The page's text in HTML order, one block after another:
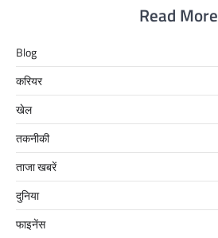
Read More
Blog
करियर
खेल
तकनीकी
ताजा खबरें
दुनिया
फाइनेंस